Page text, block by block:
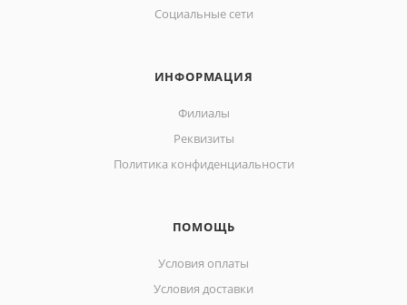
Социальные сети
ИНФОРМАЦИЯ
Филиалы
Реквизиты
Политика конфиденциальности
ПОМОЩЬ
Условия оплаты
Условия доставки